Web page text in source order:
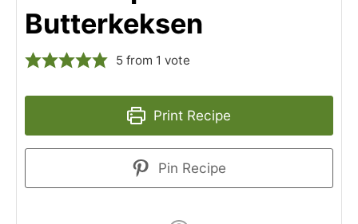
Butterkeksen
5 from 1 vote
Print Recipe
Pin Recipe